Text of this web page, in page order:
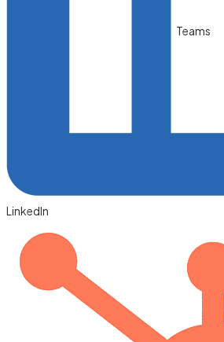
LinkedIn